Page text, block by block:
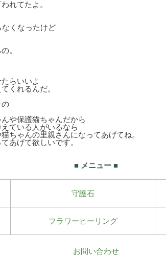
れてたよ。
くなったけど
。
らいいよ
くれるんだ。
の
や保護猫ちゃんだから
ている人がいるなら
ちゃんの里親さんになってあげてね。
あげて欲しいです。
■ メニュー ■
守護石
フラワーヒーリング
お問い合わせ